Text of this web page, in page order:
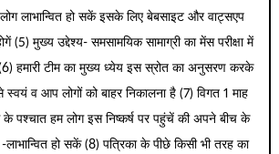
लाभान्वित हो सकें इसके लिए बेबसाइट और वाट्सएप
(5) मुख्य उद्देश्य- समसामयिक सामाग्री का मेंस परीक्षा में
हमारी टीम का मुख्य ध्येय इस स्रोत का अनुसरण करके
व आप लोगों को बाहर निकालना है (7) विगत 1 माह
पश्चात हम लोग इस निष्कर्ष पर पहुंचें की अपने बीच के
हो सकें (8) पत्रिका के पीछे किसी भी तरह का